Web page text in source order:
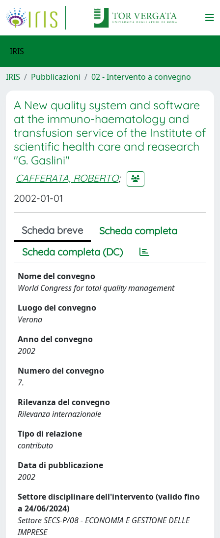
IRIS
IRIS Pubblicazioni 02 - Intervento a convegno
A New quality system and software
at the immuno-haematology and
transfusion service of the Institute of
scientific health care and reasearch
"G. Gaslini"
CAFFERATA, ROBERTO;
2002-01-01
Scheda breve
Scheda completa
Scheda completa (DC)
Nome del convegno
World Congress for total quality management
Luogo del convegno
Verona
Anno del convegno
2002
Numero del convegno
7.
Rilevanza del convegno
Rilevanza internazionale
Tipo di relazione
contributo
Data di pubblicazione
2002
Settore disciplinare dell'intervento (valido fino
a 24/06/2024)
Settore SECS-P/08 - ECONOMIA E GESTIONE DELLE
IMPRESE